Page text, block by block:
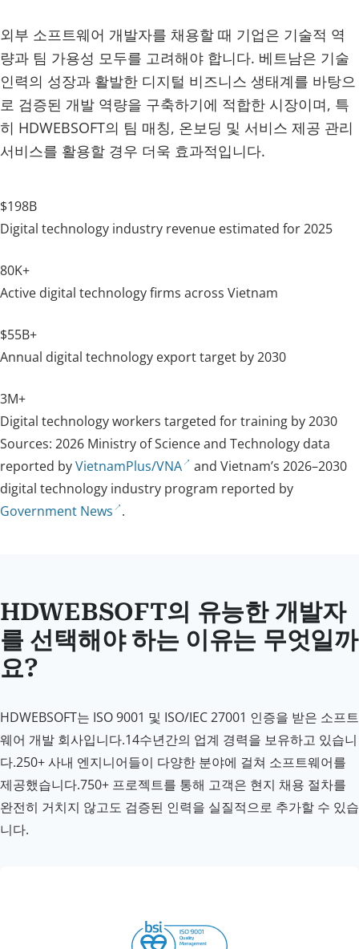
외부 소프트웨어 개발자를 채용할 때 기업은 기술적 역
량과 팀 가용성 모두를 고려해야 합니다. 베트남은 기술
인력의 성장과 활발한 디지털 비즈니스 생태계를 바탕으
로 검증된 개발 역량을 구축하기에 적합한 시장이며, 특
히 HDWEBSOFT의 팀 매칭, 온보딩 및 서비스 제공 관리
서비스를 활용할 경우 더욱 효과적입니다.
$198B
Digital technology industry revenue estimated for 2025
80K+
Active digital technology firms across Vietnam
$55B+
Annual digital technology export target by 2030
3M+
Digital technology workers targeted for training by 2030
Sources: 2026 Ministry of Science and Technology data
reported byVietnamPlus/VNA
and Vietnam’s 2026–2030
digital technology industry program reported by
Government News .
HDWEBSOFT의 유능한 개발자
를 선택해야 하는 이유는 무엇일까
요?
HDWEBSOFT는 ISO 9001 및 ISO/IEC 27001 인증을 받은 소프트
웨어 개발 회사입니다.14수년간의 업계 경력을 보유하고 있습니
다.250+ 사내 엔지니어들이 다양한 분야에 걸쳐 소프트웨어를
제공했습니다.750+ 프로젝트를 통해 고객은 현지 채용 절차를
완전히 거치지 않고도 검증된 인력을 실질적으로 추가할 수 있습
니다.